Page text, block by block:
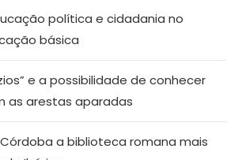
política e cidadania no
básica
e a possibilidade de conhecer
as arestas aparadas
a biblioteca romana mais